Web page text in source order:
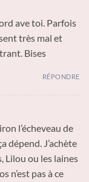
ave toi. Parfois
très mal et
Bises
RÉPONDRE
l’écheveau de
dépend. J’achète
Lilou ou les laines
n’est pas à ce